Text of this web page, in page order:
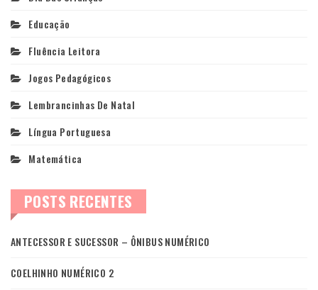
Educação
Fluência Leitora
Jogos Pedagógicos
Lembrancinhas De Natal
Língua Portuguesa
Matemática
POSTS RECENTES
ANTECESSOR E SUCESSOR – ÔNIBUS NUMÉRICO
COELHINHO NUMÉRICO 2